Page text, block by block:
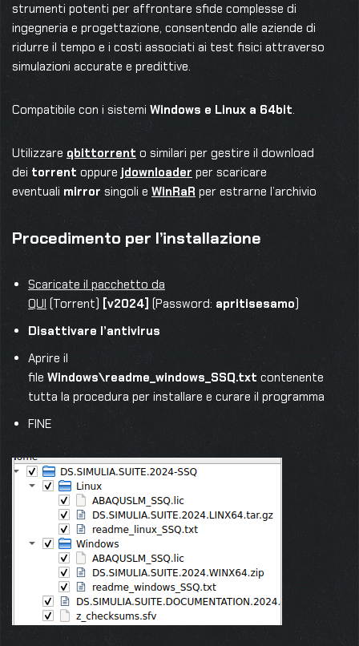
strumenti potenti per affrontare sfide complesse di
ingegneria e progettazione, consentendo alle aziende di
ridurre il tempo e i costi associati ai test fisici attraverso
simulazioni accurate e predittive.
Compatibile con i sistemi Windows e Linux a 64bit.
Utilizzare qbittorrent o similari per gestire il download
dei torrent oppure jdownloader per scaricare
eventuali mirror singoli e WinRaR per estrarne l’archivio
Procedimento per l’installazione
Scaricate il pacchetto da
QUI (Torrent) [v2024] (Password: apritisesamo)
Disattivare l’antivirus
Aprire il
file Windows\readme_windows_SSQ.txt contenente
tutta la procedura per installare e curare il programma
FINE